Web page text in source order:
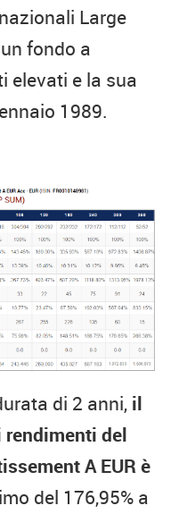
Large
fondo a
elevati e la sua
1989.
di 2 anni, il
del
A EUR è
del 176,95% a